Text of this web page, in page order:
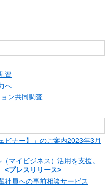
資
へ
ン共同調査
ビナー】」のご案内2023年3月
マイビジネス）活用を支援。
<プレスリリース>
社員への事前相談サービス